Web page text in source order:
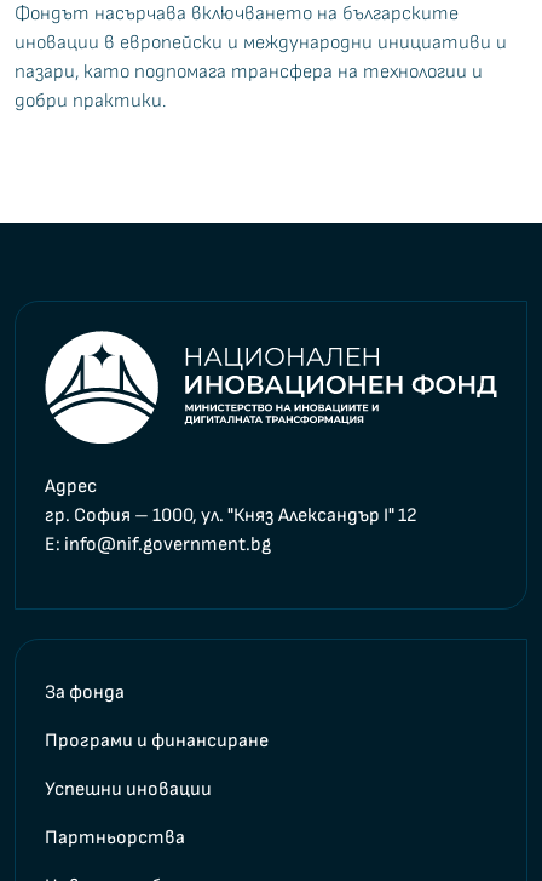
Фондът насърчава включването на българските
иновации в европейски и международни инициативи и
пазари, като подпомага трансфера на технологии и
добри практики.
Адрес
гр. София – 1000, ул. "Княз Александър I" 12
E: info@nif.government.bg
За фонда
Програми и финансиране
Успешни иновации
Партньорства